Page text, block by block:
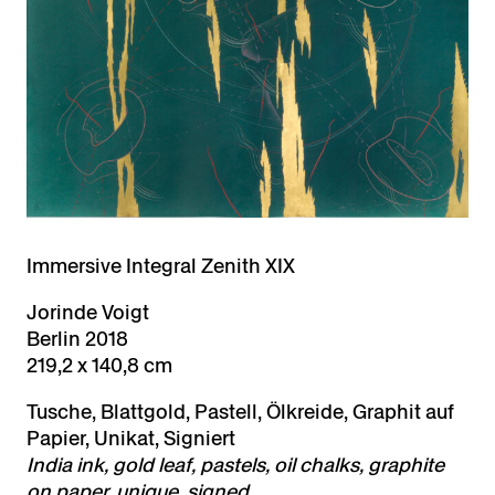
Immersive Integral Zenith XIX
Jorinde Voigt
Berlin 2018
219,2 x 140,8 cm
Tusche, Blattgold, Pastell, Ölkreide, Graphit auf
Papier, Unikat, Signiert
India ink, gold leaf, pastels, oil chalks, graphite